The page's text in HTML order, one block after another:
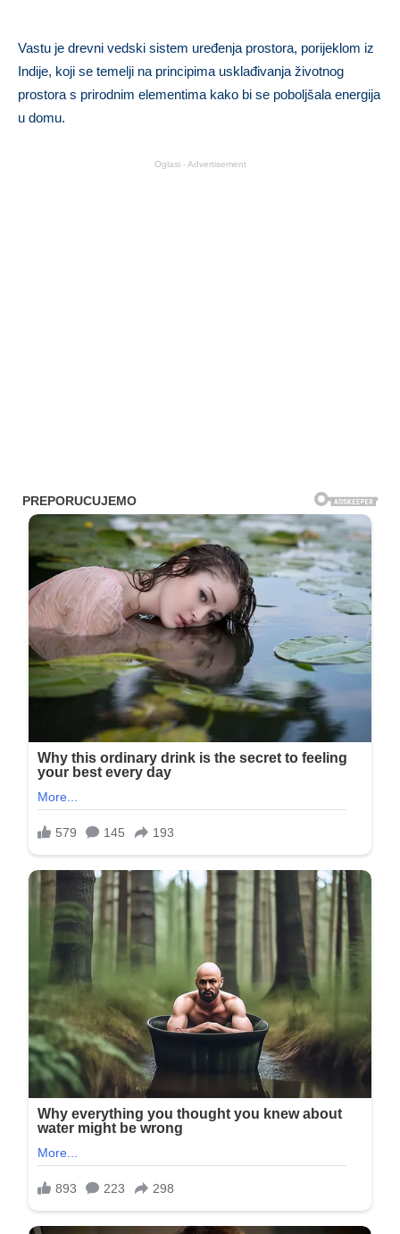
Vastu je drevni vedski sistem uređenja prostora, porijeklom iz
Indije, koji se temelji na principima usklađivanja životnog
prostora s prirodnim elementima kako bi se poboljšala energija
u domu.
Oglasi - Advertisement